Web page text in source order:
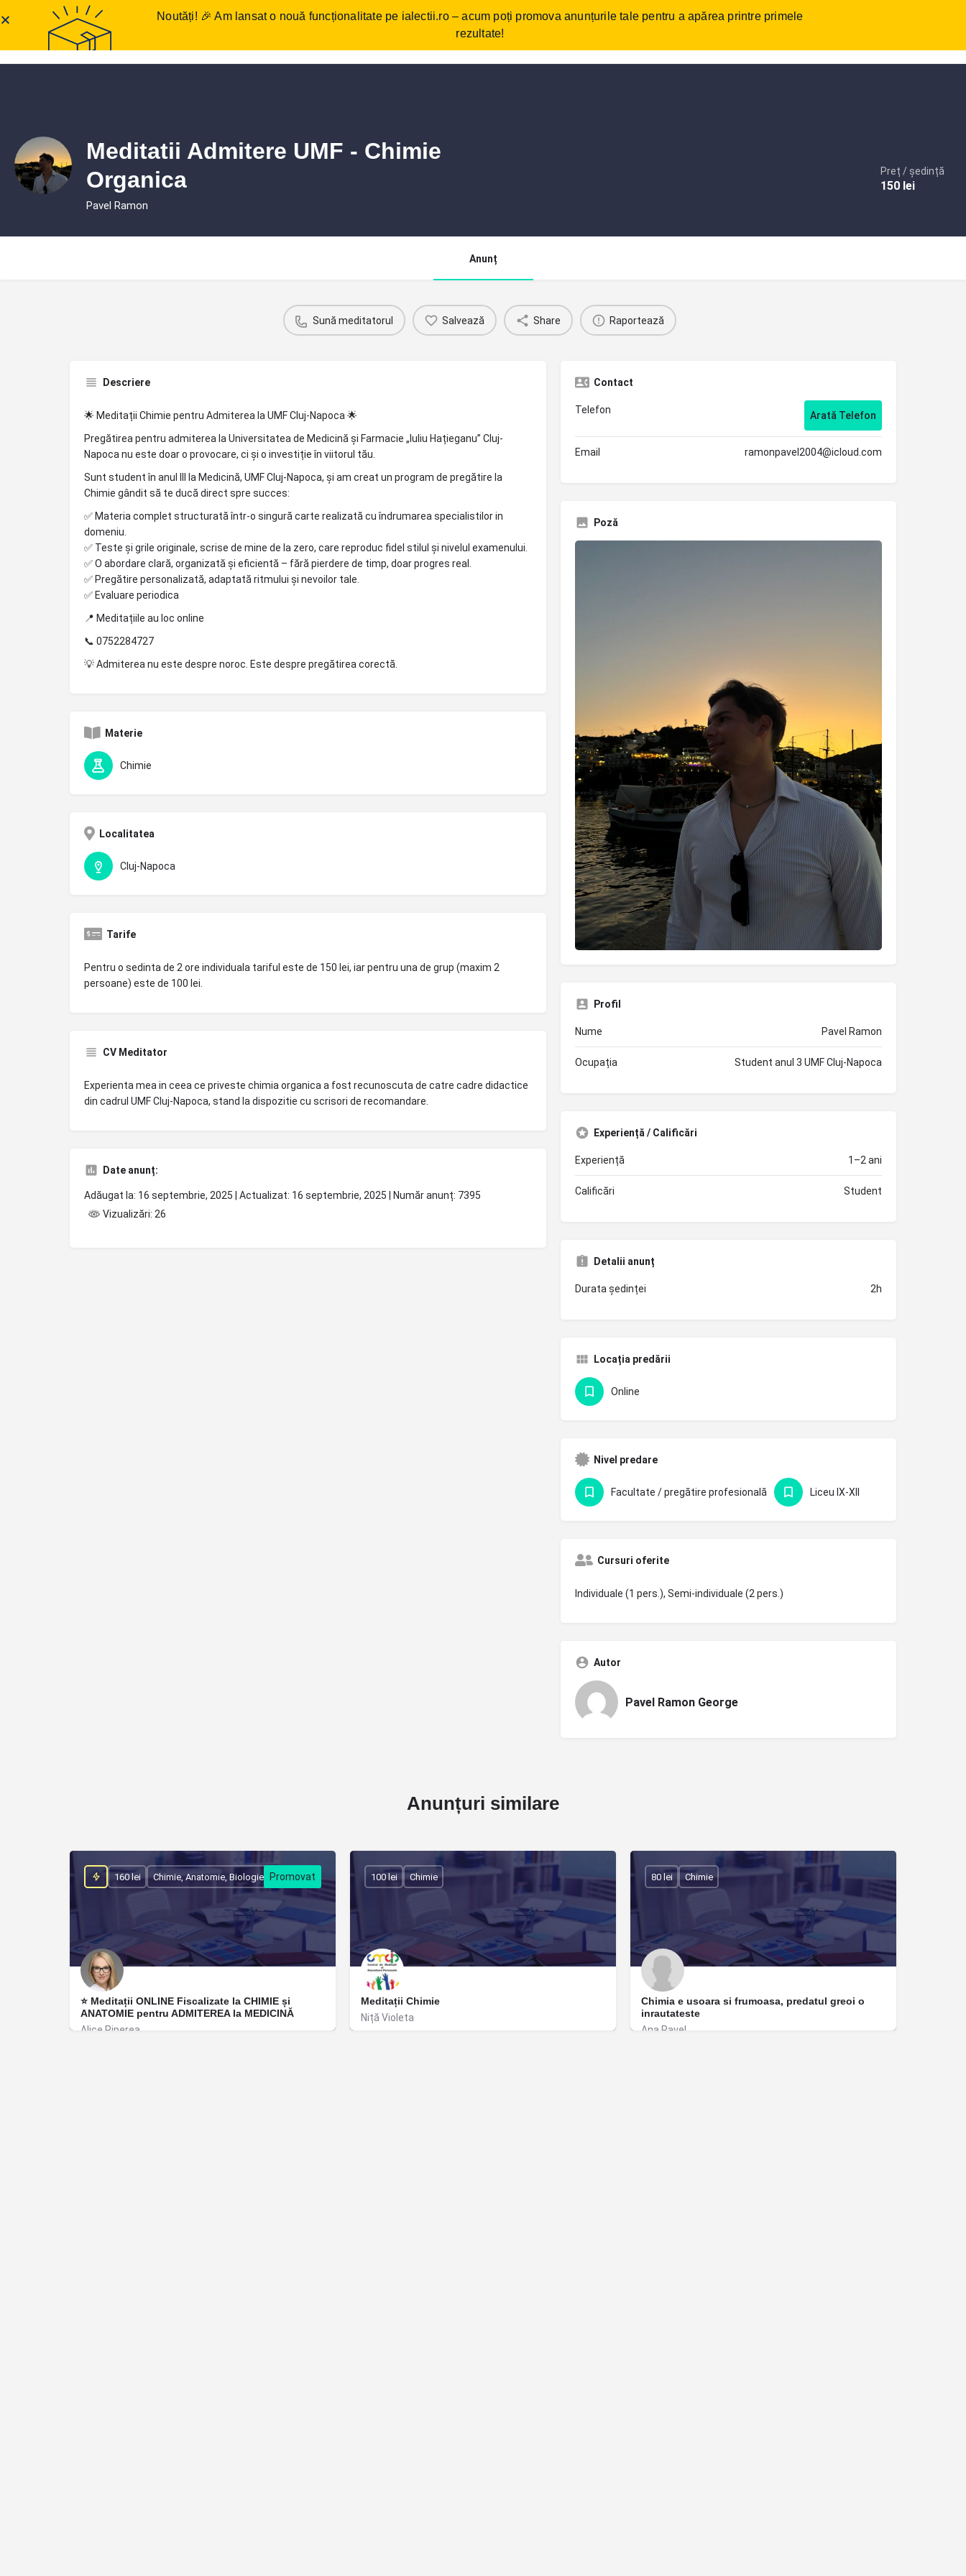
Cum funcționează?
Meditatii Admitere UMF - Chimie
Organica
Pavel Ramon
Preț / ședință
150 lei
Anunț
Sună meditatorul Salvează Share Raportează
Descriere
🌟 Meditații Chimie pentru Admiterea la UMF Cluj-Napoca 🌟
Pregătirea pentru admiterea la Universitatea de Medicină și Farmacie „Iuliu Hațieganu” Cluj-
Napoca nu este doar o provocare, ci și o investiție în viitorul tău.
Sunt student în anul III la Medicină, UMF Cluj-Napoca, și am creat un program de pregătire la
Chimie gândit să te ducă direct spre succes:
✅ Materia complet structurată într-o singură carte realizată cu îndrumarea specialistilor in
domeniu.
✅ Teste și grile originale, scrise de mine de la zero, care reproduc fidel stilul și nivelul examenului.
✅ O abordare clară, organizată și eficientă – fără pierdere de timp, doar progres real.
✅ Pregătire personalizată, adaptată ritmului și nevoilor tale.
✅ Evaluare periodica
📍 Meditațiile au loc online
📞 0752284727
💡 Admiterea nu este despre noroc. Este despre pregătirea corectă.
Materie
Chimie
Localitatea
Cluj-Napoca
Tarife
Pentru o sedinta de 2 ore individuala tariful este de 150 lei, iar pentru una de grup (maxim 2
persoane) este de 100 lei.
CV Meditator
Experienta mea in ceea ce priveste chimia organica a fost recunoscuta de catre cadre didactice
din cadrul UMF Cluj-Napoca, stand la dispozitie cu scrisori de recomandare.
Date anunț:
Adăugat la: 16 septembrie, 2025 | Actualizat: 16 septembrie, 2025 | Număr anunț: 7395
Vizualizări: 26
Contact
Telefon Arată Telefon
Email ramonpavel2004@icloud.com
Poză
Profil
Nume Pavel Ramon
Ocupația Student anul 3 UMF Cluj-Napoca
Experiență / Calificări
Experiență 1–2 ani
Calificări Student
Detalii anunț
Durata ședinței 2h
Locația predării
Online
Nivel predare
Facultate / pregătire profesională Liceu IX-XII
Cursuri oferite
Individuale (1 pers.), Semi-individuale (2 pers.)
Autor
Pavel Ramon George
Anunțuri similare
⭐ Meditații ONLINE Fiscalizate la CHIMIE și
ANATOMIE pentru ADMITEREA la MEDICINĂ
Alice Piperea
160 lei Chimie, Anatomie, Biologie, Medicină
Meditații Chimie
Niță Violeta
100 lei Chimie
Chimia e usoara si frumoasa, predatul greoi o
inrautateste
Ana Pavel
80 lei Chimie
Noutăți! 🎉 Am lansat o nouă funcționalitate pe ialectii.ro – acum poți promova anunțurile tale pentru a apărea printre primele
rezultate!